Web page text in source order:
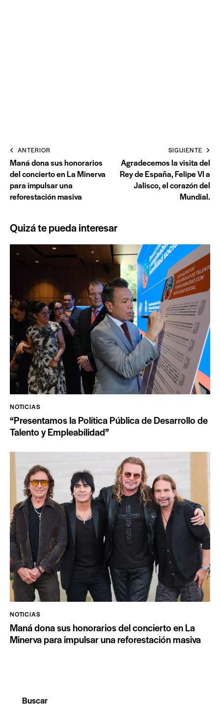
ANTERIOR
Maná dona sus honorarios
del concierto en La Minerva
para impulsar una
reforestación masiva
SIGUIENTE
Agradecemos la visita del
Rey de España, Felipe VI a
Jalisco, el corazón del
Mundial.
Quizá te pueda interesar
NOTICIAS
“Presentamos la Política Pública de Desarrollo de
Talento y Empleabilidad”
NOTICIAS
Maná dona sus honorarios del concierto en La
Minerva para impulsar una reforestación masiva
Buscar